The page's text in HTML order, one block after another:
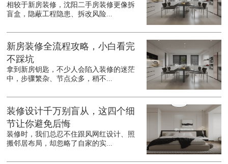
相较于新房装修，沈阳二手房装修更像拆
盲盒，隐蔽工程隐患、拆改风险...
新房装修全流程攻略，小白看完
不踩坑
拿到新房钥匙，不少人会陷入装修的迷茫
中，步骤繁杂、节点众多，稍不...
装修设计千万别盲从，这四个细
节让你避免后悔
装修时，我们总忍不住跟风网红设计、照
搬邻居布局，却忽略了自家的实...